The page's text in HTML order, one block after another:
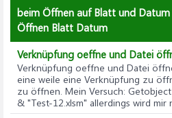
beim Öffnen auf Blatt und Datum
Öffnen Blatt Datum
Verknüpfung oeffne und Datei
Verknüpfung oeffne und Datei
eine weile eine Verknüpfung zu
zu öffnen. Mein Versuch:
& "Test-12.xlsm" allerdings wird mir